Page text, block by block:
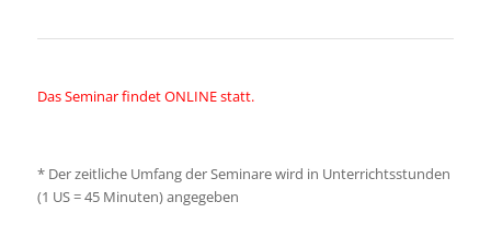
Das Seminar findet ONLINE statt.
* Der zeitliche Umfang der Seminare wird in Unterrichtsstunden
(1 US = 45 Minuten) angegeben